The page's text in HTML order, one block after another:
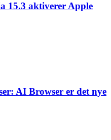
15.3 aktiverer Apple
AI Browser er det nye